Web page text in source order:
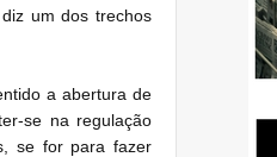
um dos trechos
a abertura de
se na regulação
se for para fazer